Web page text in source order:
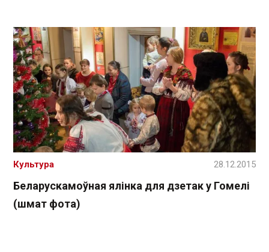
Беларускамоўная ялінка для дзетак у Гомелі
(шмат фота)
Культура 28.12.2015